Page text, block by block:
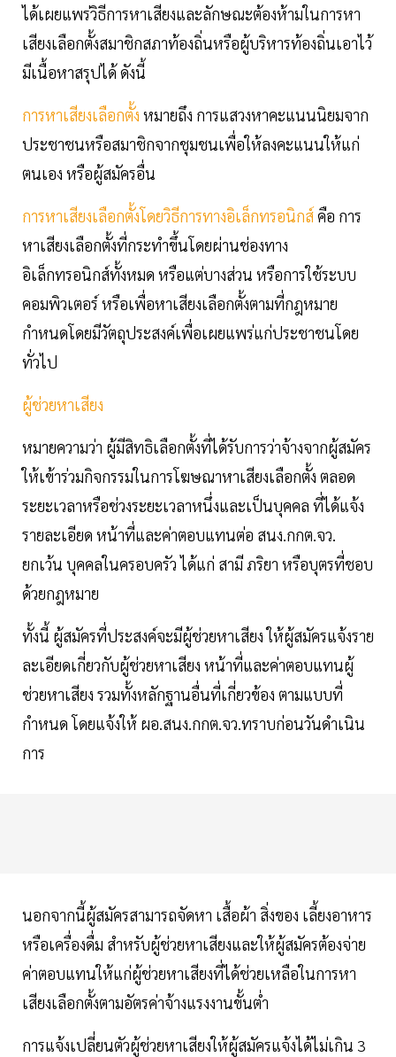
ได้เผยแพร่วิธีการหาเสียงและลักษณะต้องห้ามในการหา
เสียงเลือกตั้งสมาชิกสภาท้องถิ่นหรือผู้บริหารท้องถิ่นเอาไว้
มีเนื้อหาสรุปได้ ดังนี้
การหาเสียงเลือกตั้ง หมายถึง การแสวงหาคะแนนนิยมจาก
ประชาชนหรือสมาชิกจากชุมชนเพื่อให้ลงคะแนนให้แก่
ตนเอง หรือผู้สมัครอื่น
การหาเสียงเลือกตั้งโดยวิธีการทางอิเล็กทรอนิกส์คือ การ
หาเสียงเลือกตั้งที่กระทำขึ้นโดยผ่านช่องทาง
อิเล็กทรอนิกส์ทั้งหมด หรือแต่บางส่วน หรือการใช้ระบบ
คอมพิวเตอร์ หรือเพื่อหาเสียงเลือกตั้งตามที่กฎหมาย
กำหนดโดยมีวัตถุประสงค์เพื่อเผยแพร่แก่ประชาชนโดย
ทั่วไป
ผู้ช่วยหาเสียง
หมายความว่า ผู้มีสิทธิเลือกตั้งที่ได้รับการว่าจ้างจากผู้สมัคร
ให้เข้าร่วมกิจกรรมในการโฆษณาหาเสียงเลือกตั้ง ตลอด
ระยะเวลาหรือช่วงระยะเวลาหนึ่งและเป็นบุคคล ที่ได้แจ้ง
รายละเอียด หน้าที่และค่าตอบแทนต่อ สนง.กกต.จว.
ยกเว้น บุคคลในครอบครัว ได้แก่ สามี ภริยา หรือบุตรที่ชอบ
ด้วยกฎหมาย
ทั้งนี้ ผู้สมัครที่ประสงค์จะมีผู้ช่วยหาเสียง ให้ผู้สมัครแจ้งราย
ละเอียดเกี่ยวกับผู้ช่วยหาเสียง หน้าที่และค่าตอบแทนผู้
ช่วยหาเสียง รวมทั้งหลักฐานอื่นที่เกี่ยวข้อง ตามแบบที่
กำหนด โดยแจ้งให้ ผอ.สนง.กกต.จว.ทราบก่อนวันดำเนิน
การ
นอกจากนี้ผู้สมัครสามารถจัดหา เสื้อผ้า สิ่งของ เลี้ยงอาหาร
หรือเครื่องดื่ม สำหรับผู้ช่วยหาเสียงและให้ผู้สมัครต้องจ่าย
ค่าตอบแทนให้แก่ผู้ช่วยหาเสียงที่ได้ช่วยเหลือในการหา
เสียงเลือกตั้งตามอัตรค่าจ้างแรงงานขั้นต่ำ
การแจ้งเปลี่ยนตัวผู้ช่วยหาเสียงให้ผู้สมัครแจ้งได้ไม่เกิน 3